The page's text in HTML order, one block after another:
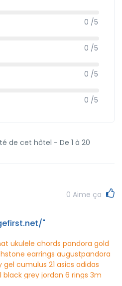
0 /5
0 /5
0 /5
0 /5
de cet hôtel - De 1 à 20
0 Aime ça
"
ukulele chords pandora gold
earrings augustpandora
gel cumulus 21 asics adidas
black grey jordan 6 rings 3m